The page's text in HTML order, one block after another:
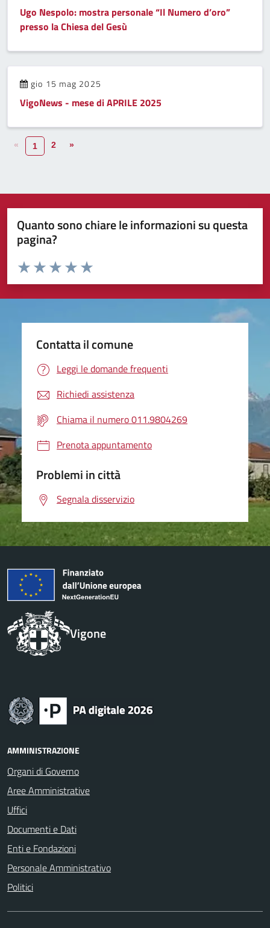
Ugo Nespolo: mostra personale “Il Numero d’oro”
presso la Chiesa del Gesù
gio 15 mag 2025
VigoNews - mese di APRILE 2025
« 1 2 »
Quanto sono chiare le informazioni su questa
pagina?
Valuta da 1 a 5 stelle la pagina
Valuta 5 stelle su 5
Valuta 4 stelle su 5
Valuta 3 stelle su 5
Valuta 2 stelle su 5
Valuta 1 stelle su 5
Contatta il comune
Leggi le domande frequenti
Richiedi assistenza
Chiama il numero 011.9804269
Prenota appuntamento
Problemi in città
Segnala disservizio
Vigone
AMMINISTRAZIONE
Organi di Governo
Aree Amministrative
Uffici
Documenti e Dati
Enti e Fondazioni
Personale Amministrativo
Politici